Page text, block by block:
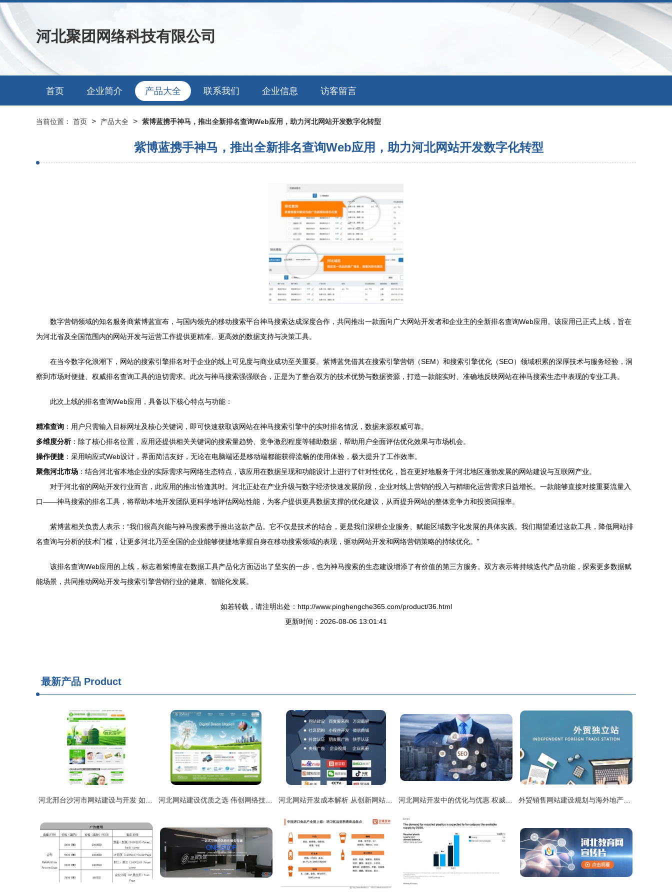
河北聚团网络科技有限公司
首页 企业简介 产品大全 联系我们 企业信息 访客留言
当前位置： 首页 > 产品大全 > 紫博蓝携手神马，推出全新排名查询Web应用，助力河北网站开发数字化转型
紫博蓝携手神马，推出全新排名查询Web应用，助力河北网站开发数字化转型
数字营销领域的知名服务商紫博蓝宣布，与国内领先的移动搜索平台神马搜索达成深度合作，共同推出一款面向广大网站开发者和企业主的全新排名查询Web应用。该应用已正式上线，旨在
为河北省及全国范围内的网站开发与运营工作提供更精准、更高效的数据支持与决策工具。
在当今数字化浪潮下，网站的搜索引擎排名对于企业的线上可见度与商业成功至关重要。紫博蓝凭借其在搜索引擎营销（SEM）和搜索引擎优化（SEO）领域积累的深厚技术与服务经验，洞
察到市场对便捷、权威排名查询工具的迫切需求。此次与神马搜索强强联合，正是为了整合双方的技术优势与数据资源，打造一款能实时、准确地反映网站在神马搜索生态中表现的专业工具。
此次上线的排名查询Web应用，具备以下核心特点与功能：
精准查询 ：用户只需输入目标网址及核心关键词，即可快速获取该网站在神马搜索引擎中的实时排名情况，数据来源权威可靠。
多维度分析：除了核心排名位置，应用还提供相关关键词的搜索量趋势、竞争激烈程度等辅助数据，帮助用户全面评估优化效果与市场机会。
操作便捷 ：采用响应式Web设计，界面简洁友好，无论在电脑端还是移动端都能获得流畅的使用体验，极大提升了工作效率。
聚焦河北市场 ：结合河北省本地企业的实际需求与网络生态特点，该应用在数据呈现和功能设计上进行了针对性优化，旨在更好地服务于河北地区蓬勃发展的网站建设与互联网产业。
对于河北省的网站开发行业而言，此应用的推出恰逢其时。河北正处在产业升级与数字经济快速发展阶段，企业对线上营销的投入与精细化运营需求日益增长。一款能够直接对接重要流量入
口——神马搜索的排名工具，将帮助本地开发团队更科学地评估网站性能，为客户提供更具数据支撑的优化建议，从而提升网站的整体竞争力和投资回报率。
紫博蓝相关负责人表示：“我们很高兴能与神马搜索携手推出这款产品。它不仅是技术的结合，更是我们深耕企业服务、赋能区域数字化发展的具体实践。我们期望通过这款工具，降低网站排
名查询与分析的技术门槛，让更多河北乃至全国的企业能够便捷地掌握自身在移动搜索领域的表现，驱动网站开发和网络营销策略的持续优化。”
该排名查询Web应用的上线，标志着紫博蓝在数据工具产品化方面迈出了坚实的一步，也为神马搜索的生态建设增添了有价值的第三方服务。双方表示将持续迭代产品功能，探索更多数据赋
能场景，共同推动网站开发与搜索引擎营销行业的健康、智能化发展。
如若转载，请注明出处：http://www.pinghengche365.com/product/36.html
更新时间：2026-08-06 13:01:41
最新产品 Product